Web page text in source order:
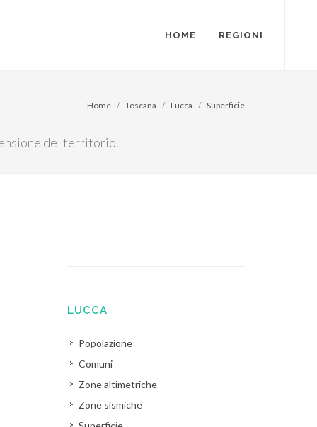
HOME REGIONI
del territorio.
Home Toscana Lucca Superficie
LUCCA
Popolazione
Comuni
Zone altimetriche
Zone sismiche